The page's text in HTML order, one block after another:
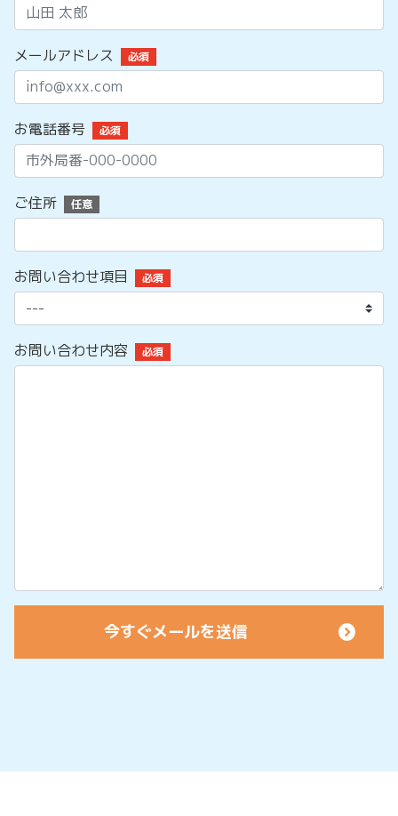
メールアドレス 必須
お電話番号 必須
ご住所 任意
お問い合わせ項目 必須
お問い合わせ内容 必須